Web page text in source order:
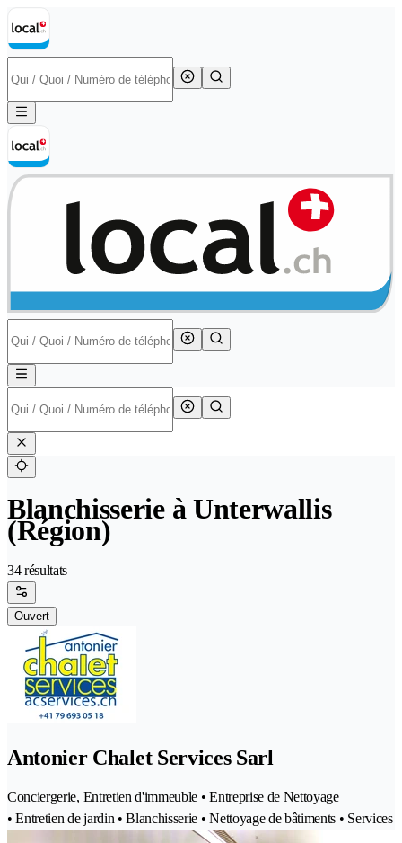
Blanchisserie à Unterwallis
(Région)
34 résultats
Ouvert
Antonier Chalet Services Sarl
Conciergerie, Entretien d'immeuble • Entreprise de Nettoyage
• Entretien de jardin • Blanchisserie • Nettoyage de bâtiments • Services